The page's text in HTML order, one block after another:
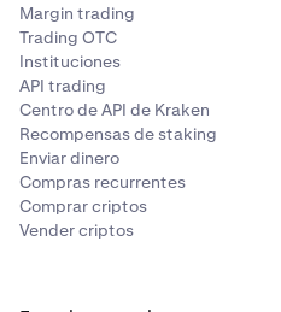
Margin trading
Trading OTC
Instituciones
API trading
Centro de API de Kraken
Recompensas de staking
Enviar dinero
Compras recurrentes
Comprar criptos
Vender criptos